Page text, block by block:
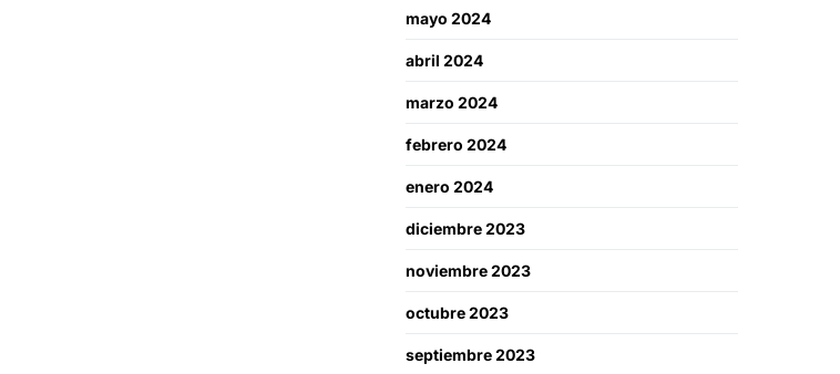
mayo 2024
abril 2024
marzo 2024
febrero 2024
enero 2024
diciembre 2023
noviembre 2023
octubre 2023
septiembre 2023